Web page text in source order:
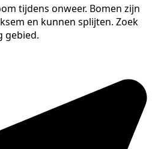
tijdens onweer. Bomen zijn
en kunnen splijten. Zoek
gebied.